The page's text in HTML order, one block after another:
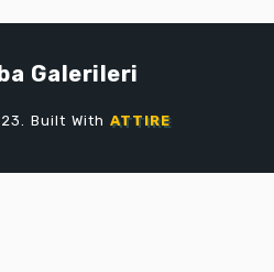
Galerileri
Built With ATTIRE